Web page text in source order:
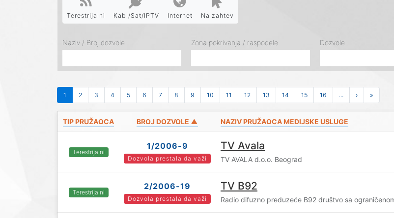
Terestrijalni Kabl/Sat/IPTV Internet Na zahtev
Naziv / Broj dozvole Zona pokrivanja / raspodele Dozvole
1 2 3 4 5 6 7 8 9 10 11 12 13 14 15 16 ... › »
TIP PRUŽAOCA BROJ DOZVOLE ▲ NAZIV PRUŽAOCA MEDIJSKE USLUGE
Terestrijalni
1/2006-9
Dozvola prestala da važi
TV Avala
TV AVALA d.o.o. Beograd
Terestrijalni
2/2006-19
Dozvola prestala da važi
TV B92
Radio difuzno preduzeće B92 društvo sa